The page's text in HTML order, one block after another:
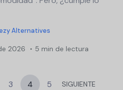
Alternatives
2026 5 min de lectura
3 4 5 SIGUIENTE